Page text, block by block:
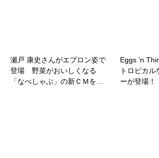
瀬戸 康史さんがエプロン姿で
登場 野菜がおいしくなる
「なべしゃぶ」の新ＣＭを…
Eggs ’n
トロピカル
ーが登場！